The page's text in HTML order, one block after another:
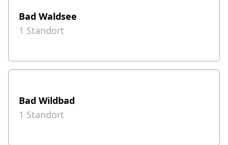
Bad Waldsee
1 Standort
Bad Wildbad
1 Standort